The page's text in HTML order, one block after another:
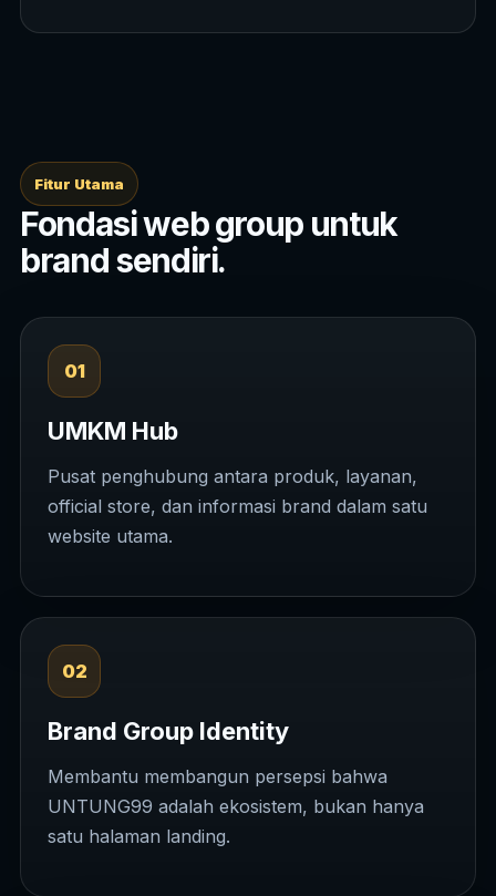
Fitur Utama
Fondasi web group untuk
brand sendiri.
01
UMKM Hub
Pusat penghubung antara produk, layanan,
official store, dan informasi brand dalam satu
website utama.
02
Brand Group Identity
Membantu membangun persepsi bahwa
UNTUNG99 adalah ekosistem, bukan hanya
satu halaman landing.